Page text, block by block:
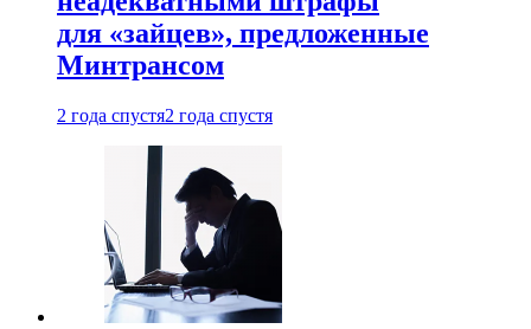
для «зайцев», предложенные
Минтрансом
2 года спустя2 года спустя